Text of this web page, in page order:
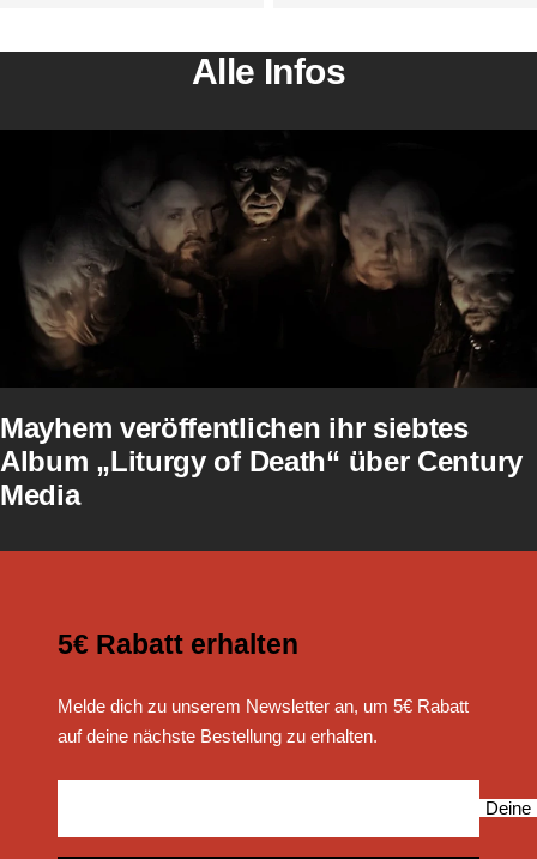
Alle Infos
Mayhem veröffentlichen ihr siebtes
Album „Liturgy of Death“ über Century
Media
5€ Rabatt erhalten
Melde dich zu unserem Newsletter an, um 5€ Rabatt
auf deine nächste Bestellung zu erhalten.
Deine